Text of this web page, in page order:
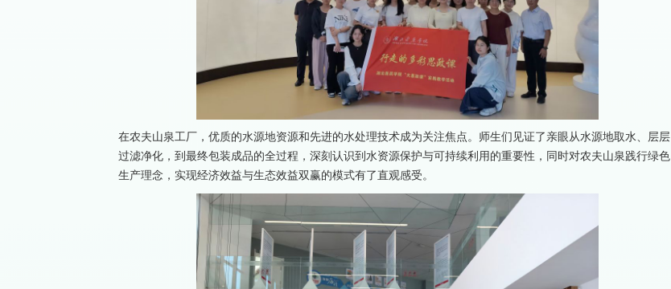
在农夫山泉工厂，优质的水源地资源和先进的水处理技术成为关注焦点。师生们见证了亲眼从水源地取水、层层
过滤净化，到最终包装成品的全过程，深刻认识到水资源保护与可持续利用的重要性，同时对农夫山泉践行绿色
生产理念，实现经济效益与生态效益双赢的模式有了直观感受。